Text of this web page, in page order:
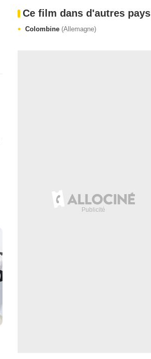
Ce film dans d'autres pays
Colombine (Allemagne)